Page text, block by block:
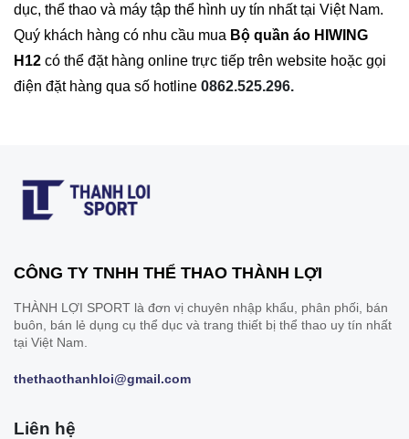
dục, thể thao và máy tập thể hình uy tín nhất tại Việt Nam.
Quý khách hàng có nhu cầu mua Bộ quần áo HIWING
H12 có thể đặt hàng online trực tiếp trên website hoặc gọi
điện đặt hàng qua số hotline 0862.525.296.
CÔNG TY TNHH THỂ THAO THÀNH LỢI
THÀNH LỢI SPORT là đơn vị chuyên nhập khẩu, phân phối, bán
buôn, bán lẻ dụng cụ thể dục và trang thiết bị thể thao uy tín nhất
tại Việt Nam.
thethaothanhloi@gmail.com
Liên hệ